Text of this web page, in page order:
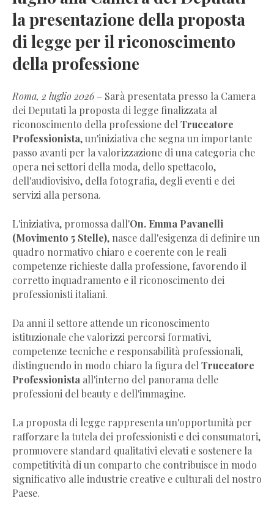
la presentazione della proposta
di legge per il riconoscimento
della professione
Roma, 2 luglio 2026– Sarà presentata presso la Camera
dei Deputati la proposta di legge finalizzata al
riconoscimento della professione del Truccatore
Professionista, un'iniziativa che segna un importante
passo avanti per la valorizzazione di una categoria che
opera nei settori della moda, dello spettacolo,
dell'audiovisivo, della fotografia, degli eventi e dei
servizi alla persona.
L'iniziativa, promossa dall'On. Emma Pavanelli
(Movimento 5 Stelle), nasce dall'esigenza di definire un
quadro normativo chiaro e coerente con le reali
competenze richieste dalla professione, favorendo il
corretto inquadramento e il riconoscimento dei
professionisti italiani.
Da anni il settore attende un riconoscimento
istituzionale che valorizzi percorsi formativi,
competenze tecniche e responsabilità professionali,
distinguendo in modo chiaro la figura del Truccatore
Professionista all'interno del panorama delle
professioni del beauty e dell'immagine.
La proposta di legge rappresenta un'opportunità per
rafforzare la tutela dei professionisti e dei consumatori,
promuovere standard qualitativi elevati e sostenere la
competitività di un comparto che contribuisce in modo
significativo alle industrie creative e culturali del nostro
Paese.